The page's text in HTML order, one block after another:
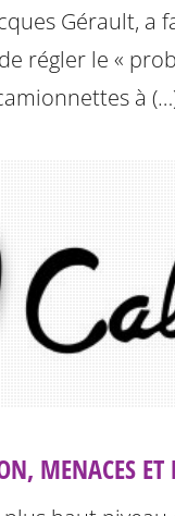
Gérault, a
régler le «
à
MENACES ET